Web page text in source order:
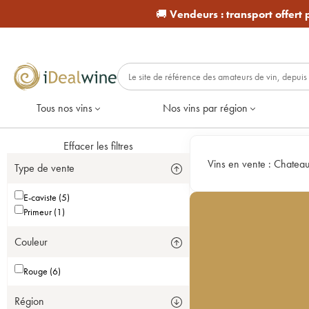
🚚 Vendeurs :transport offert
Tous nos vins Nos vins par région
Effacer les filtres
Type de vente
E-caviste (5)
Primeur (1)
Couleur
Rouge (6)
Région
Vins en vente :